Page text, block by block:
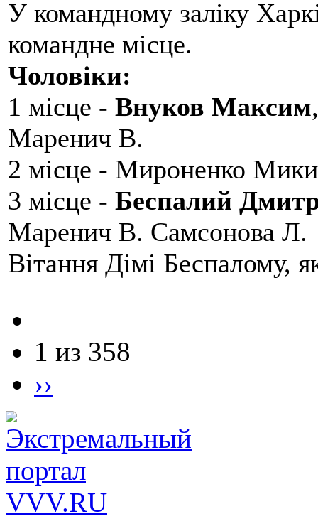
У командному заліку
командне місце.
Чоловіки:
1 місце - Внуков Максим
Маренич В.
2 місце - Мироненко
3 місце - Беспалий
Маренич В. Самсонова Л.
Вітання Дімі Беспалому,
1 из 358
››